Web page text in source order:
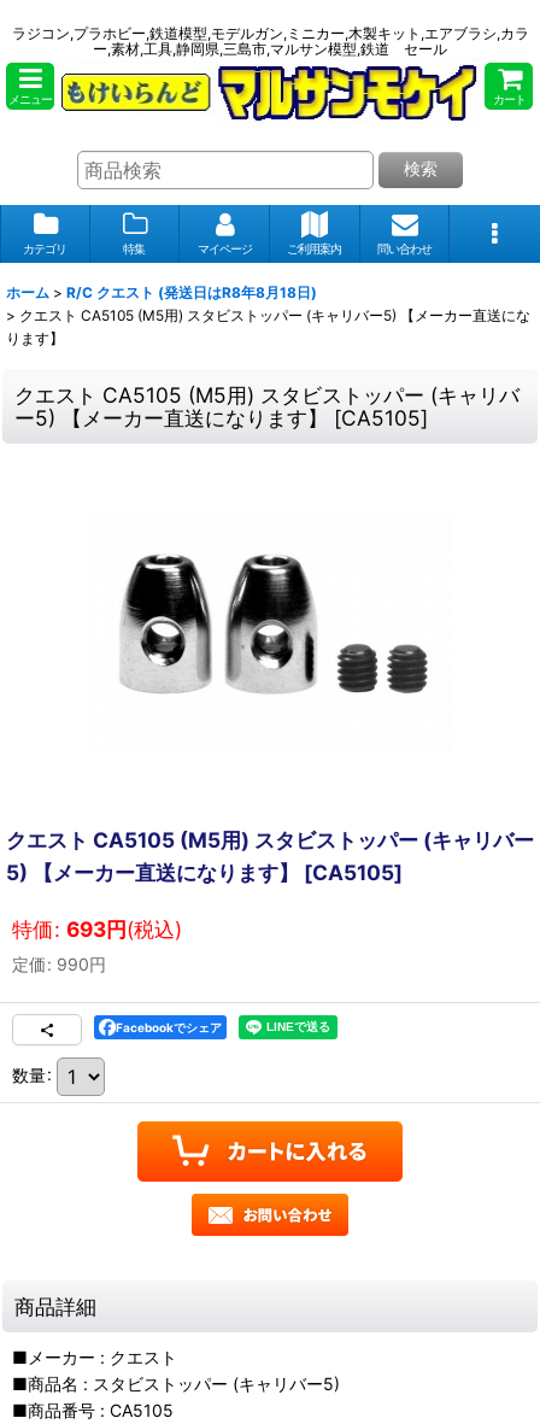
ラジコン,プラホビー,鉄道模型,モデルガン,ミニカー,木製キット,エアブラシ,カラ
ー,素材,工具,静岡県,三島市,マルサン模型,鉄道 セール
メニュー カート
検索
カテゴリ 特集 マイページ ご利用案内 問い合わせ
ホーム > R/C クエスト (発送日はR8年8月18日)
> クエスト CA5105 (M5用) スタビストッパー (キャリバー5) 【メーカー直送にな
ります】
クエスト CA5105 (M5用) スタビストッパー (キャリバ
ー5) 【メーカー直送になります】 [CA5105]
クエスト CA5105 (M5用) スタビストッパー (キャリバー
5) 【メーカー直送になります】 [CA5105]
特価: 693円(税込)
定価: 990円
Facebookでシェア
数量:
商品詳細
■メーカー : クエスト
■商品名 : スタビストッパー (キャリバー5)
■商品番号 : CA5105